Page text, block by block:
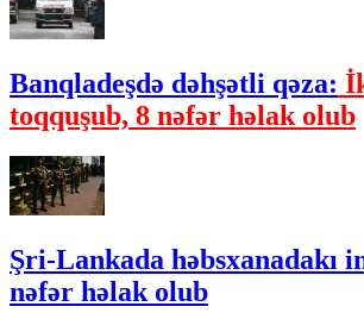
Banqladeşdə dəhşətli qəza:
toqquşub, 8 nəfər həlak olub
Şri-Lankada həbsxanadakı
nəfər həlak olub